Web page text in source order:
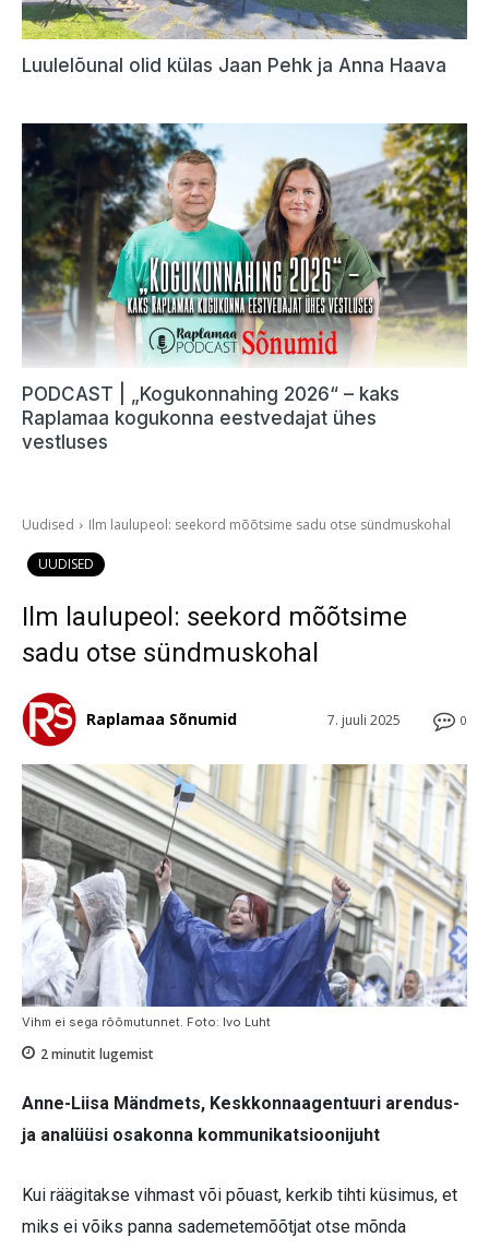
Luulelõunal olid külas Jaan Pehk ja Anna Haava
PODCAST | „Kogukonnahing 2026“ – kaks
Raplamaa kogukonna eestvedajat ühes
vestluses